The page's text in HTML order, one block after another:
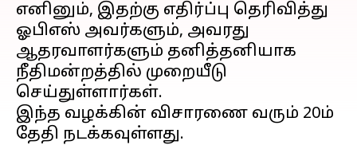
எனினும், இதற்கு எதிர்ப்பு தெரிவித்து
ஓபிஎஸ் அவர்களும், அவரது
ஆதரவாளர்களும் தனித்தனியாக
நீதிமன்றத்தில் முறையீடு
செய்துள்ளார்கள்.
இந்த வழக்கின் விசாரணை வரும் 20ம்
தேதி நடக்கவுள்ளது.